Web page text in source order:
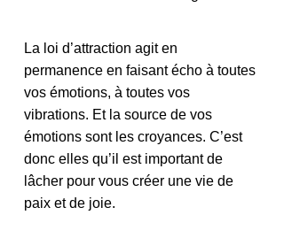
La loi d’attraction agit en
permanence en faisant écho à toutes
vos émotions, à toutes vos
vibrations. Et la source de vos
émotions sont les croyances. C’est
donc elles qu’il est important de
lâcher pour vous créer une vie de
paix et de joie.